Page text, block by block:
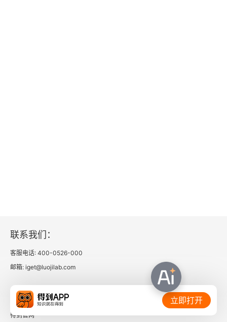
联系我们：
客服电话: 400-0526-000
邮箱: iget@luojilab.com
相关链接：
得到官网
立即打开